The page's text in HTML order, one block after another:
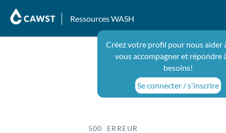
Ressources WASH
Créez votre profil pour nous aider
vous accompagner et répondre
besoins!
Se connecter / s'inscrire
500 ERREUR